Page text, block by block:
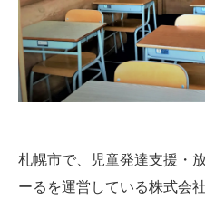
札幌市で、児童発達支援・
ーるを運営している株式会